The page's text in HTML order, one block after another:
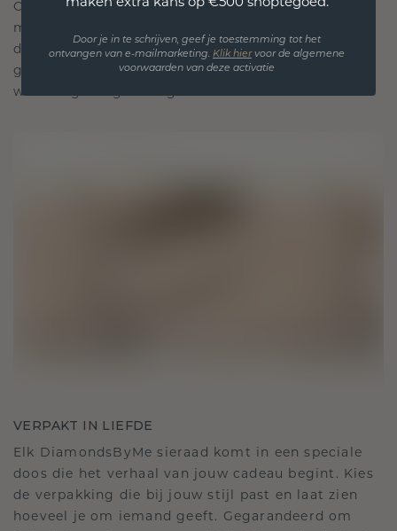
Onze ontwerpfilosofie is gericht op verbinding,
met elk stuk ontworpen om de tand des tijds te
doorstaan. Het wordt jouw symbool van liefde en
gekoesterde momenten, bedoeld om voor altijd te
worden gedragen en gekoesterd.
VERPAKT IN LIEFDE
Elk DiamondsByMe sieraad komt in een speciale
doos die het verhaal van jouw cadeau begint. Kies
de verpakking die bij jouw stijl past en laat zien
hoeveel je om iemand geeft. Gegarandeerd om
maken extra kans op €500 shoptegoed.
Door je in te schrijven, geef je toestemming tot het
ontvangen van e-mailmarketing. Klik hiervoor de algemene
voorwaarden van deze activatie